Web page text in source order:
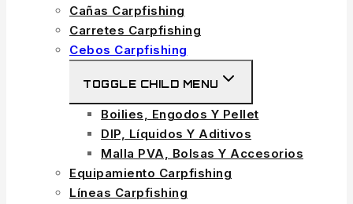
Cañas Carpfishing
Carretes Carpfishing
Cebos Carpfishing
TOGGLE CHILD MENU
Boilies, Engodos Y Pellet
DIP, Líquidos Y Aditivos
Malla PVA, Bolsas Y Accesorios
Equipamiento Carpfishing
Líneas Carpfishing